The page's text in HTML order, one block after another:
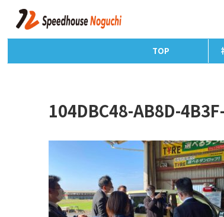
TOP
104DBC48-AB8D-